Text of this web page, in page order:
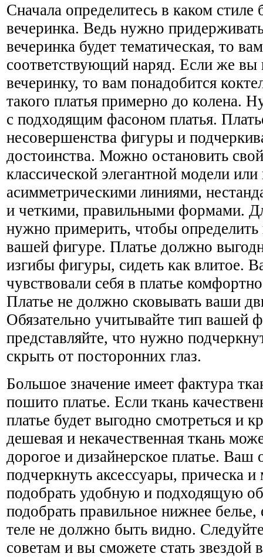
Сначала определитесь в каком стиле
вечеринка. Ведь нужно
вечеринка будет тематическая, то
соответствующий наряд. Если же
вечеринку, то вам понадобится
такого платья примерно до колена.
с подходящим фасоном платья.
несовершенства фигуры и
достоинства. Можно остановить
классической элегантной модели или
асимметрическими линиями,
и четкими, правильными формами.
нужно примерить, чтобы определить
вашей фигуре. Платье должно
изгибы фигуры, сидеть как влитое.
чувствовали себя в платье
Платье не должно сковывать ваши
Обязательно учитывайте тип вашей
представляйте, что нужно
скрыть от посторонних глаз.
Большое значение имеет фактура
пошито платье. Если ткань
платье будет выгодно смотреться и
дешевая и некачественная ткань
дорогое и дизайнерское платье. Ваш
подчеркнуть аксессуары, прическа
подобрать удобную и подходящую
подобрать правильное нижнее белье,
теле не должно быть видно.
советам и вы сможете стать звездой